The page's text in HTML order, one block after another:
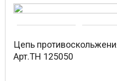
Цепь
Арт.TH 125050